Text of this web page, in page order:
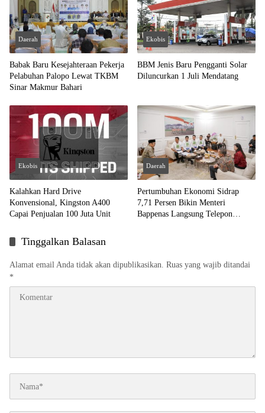
Daerah
Babak Baru Kesejahteraan Pekerja
Pelabuhan Palopo Lewat TKBM
Sinar Makmur Bahari
Ekobis
BBM Jenis Baru Pengganti Solar
Diluncurkan 1 Juli Mendatang
Ekobis
Kalahkan Hard Drive
Konvensional, Kingston A400
Capai Penjualan 100 Juta Unit
Daerah
Pertumbuhan Ekonomi Sidrap
7,71 Persen Bikin Menteri
Bappenas Langsung Telepon
Tinggalkan Balasan
Alamat email Anda tidak akan dipublikasikan. Ruas yang wajib ditandai
*